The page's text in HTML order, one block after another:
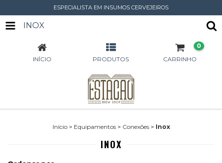
ESPECIALISTA EM INSUMOS CERVEJEIROS
INOX
INÍCIO PRODUTOS CARRINHO
0
Início > Equipamentos > Conexões > Inox
INOX